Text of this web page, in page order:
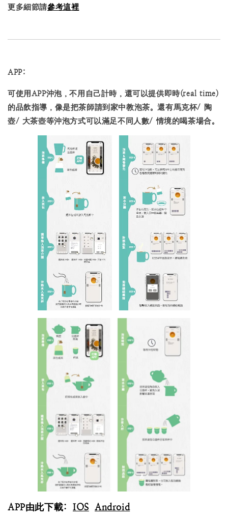
更多細節請參考這裡
APP:
可使用APP沖泡，不用自己計時，還可以提供即時(real time)
的品飲指導，像是把茶師請到家中教泡茶。還有馬克杯/ 陶
壺/ 大茶壺等沖泡方式可以滿足不同人數/ 情境的喝茶場合。
APP由此下載: IOS Android